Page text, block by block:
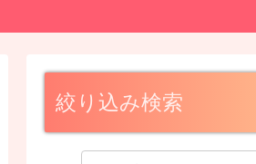
絞り込み検索